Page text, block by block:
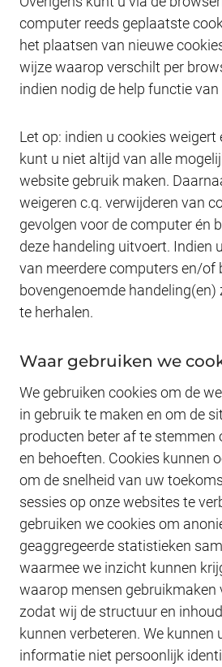
computer reeds geplaatste
het plaatsen van nieuwe
wijze waarop verschilt per
indien nodig de help functie
Let op: indien u cookies
kunt u niet altijd van alle
website gebruik maken.
weigeren c.q. verwijderen van
gevolgen voor de computer én
deze handeling uitvoert. Indien
van meerdere computers en/of
bovengenoemde handeling(en)
te herhalen.
Waar gebruiken we
We gebruiken cookies om de
in gebruik te maken en om de
producten beter af te stemmen
en behoeften. Cookies kunnen
om de snelheid van uw
sessies op onze websites te
gebruiken we cookies om
geaggregeerde statistieken
waarmee we inzicht kunnen
waarop mensen gebruikmaken
zodat wij de structuur en
kunnen verbeteren. We kunnen
informatie niet persoonlijk